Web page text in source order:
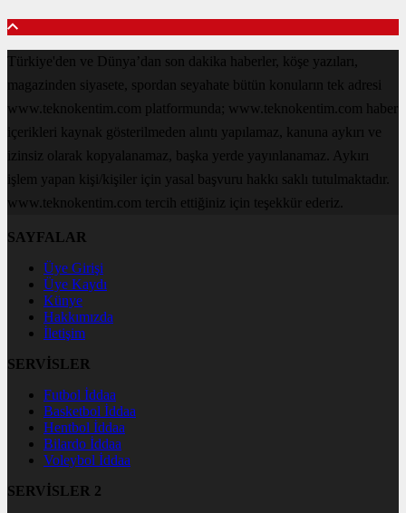
Türkiye'den ve Dünya’dan son dakika haberler, köşe yazıları,
magazinden siyasete, spordan seyahate bütün konuların tek adresi
www.teknokentim.com platformunda; www.teknokentim.com haber
içerikleri kaynak gösterilmeden alıntı yapılamaz, kanuna aykırı ve
izinsiz olarak kopyalanamaz, başka yerde yayınlanamaz. Aykırı
işlem yapan kişi/kişiler için yasal başvuru hakkı saklı tutulmaktadır.
www.teknokentim.com tercih ettiğiniz için teşekkür ederiz.
SAYFALAR
Üye Girişi
Üye Kaydı
Künye
Hakkımızda
İletişim
SERVİSLER
Futbol İddaa
Basketbol İddaa
Hentbol İddaa
Bilardo İddaa
Voleybol İddaa
SERVİSLER 2